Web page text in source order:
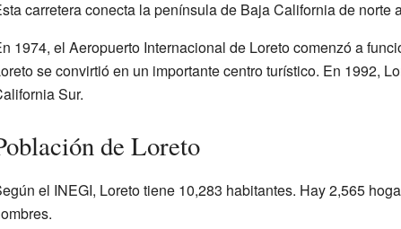
carretera conecta la península de Baja California de norte
1974, el Aeropuerto Internacional de Loreto comenzó a
se convirtió en un importante centro turístico. En 1992,
Sur.
de Loreto
el INEGI, Loreto tiene 10,283 habitantes. Hay 2,565